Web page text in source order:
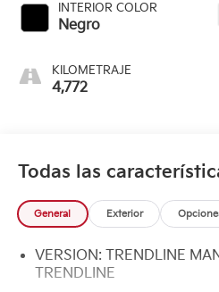
INTERIOR COLOR
Negro
KILOMETRAJE
4,772
Todas las
General Exterior
VERSION: TRENDLINE
TRENDLINE